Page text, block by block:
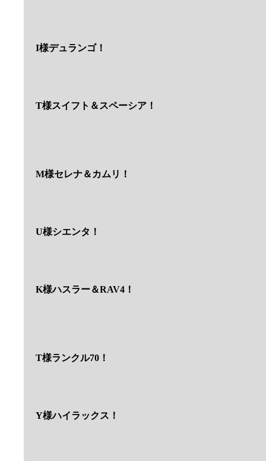
I様デュランゴ！
T様スイフト＆スペーシア！
M様セレナ＆カムリ！
U様シエンタ！
K様ハスラー＆RAV4！
T様ランクル70！
Y様ハイラックス！